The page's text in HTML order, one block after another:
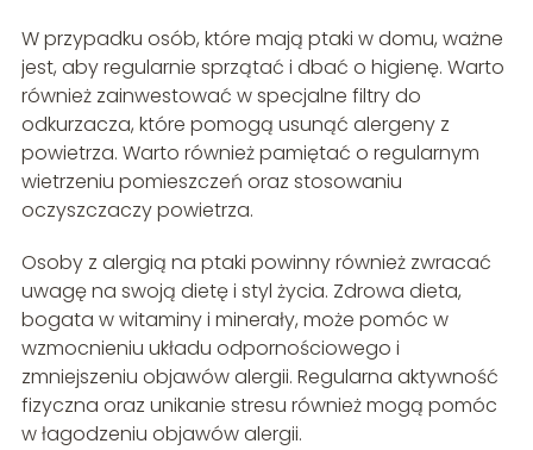
W przypadku osób, które mają ptaki w domu, ważne
jest, aby regularnie sprzątać i dbać o higienę. Warto
również zainwestować w specjalne filtry do
odkurzacza, które pomogą usunąć alergeny z
powietrza. Warto również pamiętać o regularnym
wietrzeniu pomieszczeń oraz stosowaniu
oczyszczaczy powietrza.
Osoby z alergią na ptaki powinny również zwracać
uwagę na swoją dietę i styl życia. Zdrowa dieta,
bogata w witaminy i minerały, może pomóc w
wzmocnieniu układu odpornościowego i
zmniejszeniu objawów alergii. Regularna aktywność
fizyczna oraz unikanie stresu również mogą pomóc
w łagodzeniu objawów alergii.